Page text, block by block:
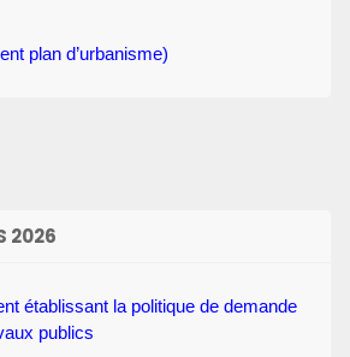
plan d’urbanisme)
2026
établissant la politique de demande
publics